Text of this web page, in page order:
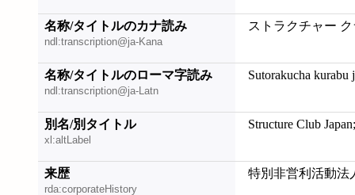
名称/タイトルのカナ読み
ndl:transcription@ja-Kana
ストラクチャー
名称/タイトルのローマ字読み
ndl:transcription@ja-Latn
Sutorakucha kurabu
別名/別タイトル
xl:altLabel
Structure Club
来歴
rda:corporateHistory
特別非営利活動法